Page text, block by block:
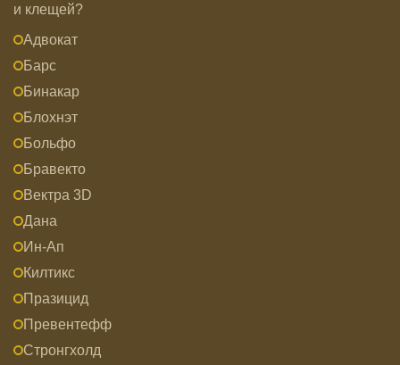
и клещей?
Адвокат
Барс
Бинакар
Блохнэт
Больфо
Бравекто
Вектра 3D
Дана
Ин-Ап
Килтикс
Празицид
Превентефф
Стронгхолд